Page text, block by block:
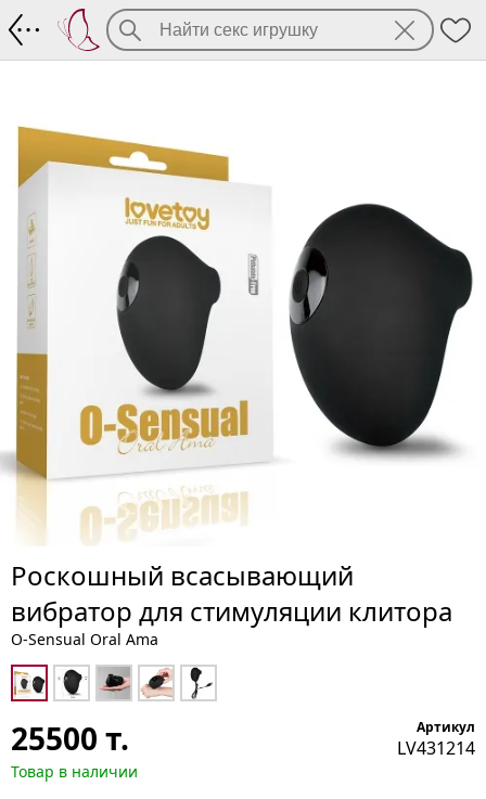
Роскошный всасывающий
вибратор для стимуляции клитора
O-Sensual Oral Ama
25500 т.
Товар в наличии
Артикул
LV431214
Роскошный всасывающий вибратор